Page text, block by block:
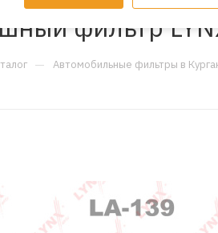
фильтр
— Автомобильные фильтры в